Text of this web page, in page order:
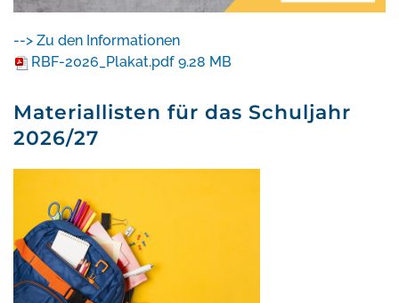
--> Zu den Informationen
RBF-2026_Plakat.pdf 9.28 MB
Materiallisten für das Schuljahr
2026/27